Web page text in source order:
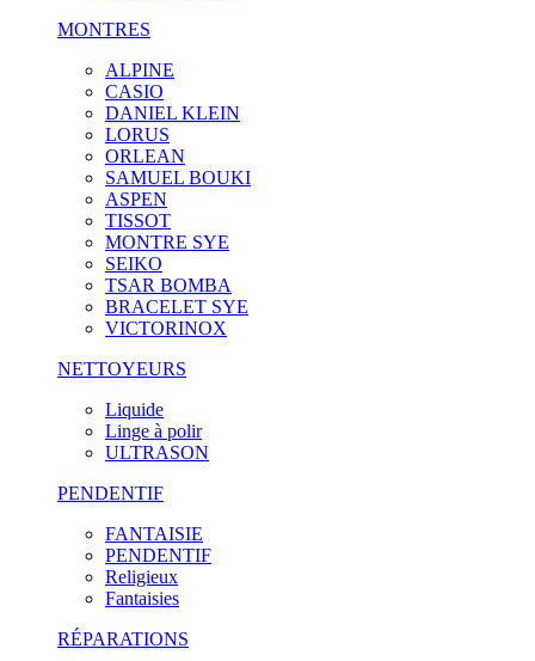
MONTRES
ALPINE
CASIO
DANIEL KLEIN
LORUS
ORLEAN
SAMUEL BOUKI
ASPEN
TISSOT
MONTRE SYE
SEIKO
TSAR BOMBA
BRACELET SYE
VICTORINOX
NETTOYEURS
Liquide
Linge à polir
ULTRASON
PENDENTIF
FANTAISIE
PENDENTIF
Religieux
Fantaisies
RÉPARATIONS